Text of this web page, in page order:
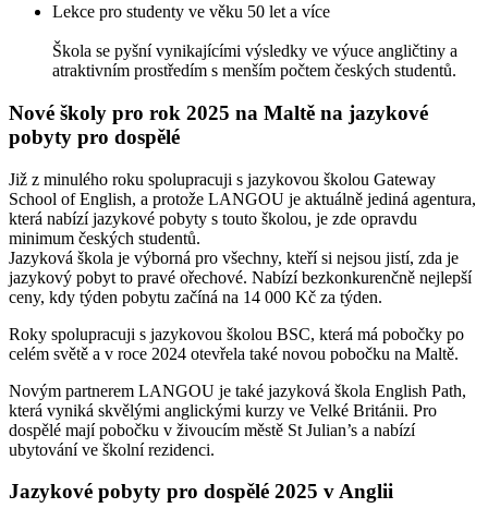
Lekce pro studenty ve věku 50 let a více
Škola se pyšní vynikajícími výsledky ve výuce angličtiny a
atraktivním prostředím s menším počtem českých studentů.
Nové školy pro rok 2025 na Maltě na jazykové
pobyty pro dospělé
Již z minulého roku spolupracuji s jazykovou školou Gateway
School of English, a protože LANGOU je aktuálně jediná agentura,
která nabízí jazykové pobyty s touto školou, je zde opravdu
minimum českých studentů.
Jazyková škola je výborná pro všechny, kteří si nejsou jistí, zda je
jazykový pobyt to pravé ořechové. Nabízí bezkonkurenčně nejlepší
ceny, kdy týden pobytu začíná na 14 000 Kč za týden.
Roky spolupracuji s jazykovou školou BSC, která má pobočky po
celém světě a v roce 2024 otevřela také novou pobočku na Maltě.
Novým partnerem LANGOU je také jazyková škola English Path,
která vyniká skvělými anglickými kurzy ve Velké Británii. Pro
dospělé mají pobočku v živoucím městě St Julian’s a nabízí
ubytování ve školní rezidenci.
Jazykové pobyty pro dospělé 2025 v Anglii